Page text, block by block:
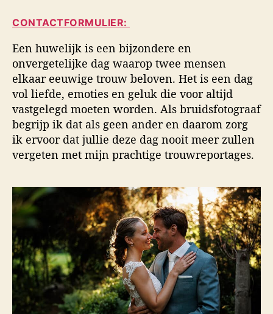
d
s
f
o
t
o
g
r
a
f
i
u
e
u
r
u
m
CONTACTFORMULIER:
Een huwelijk is een bijzondere en
onvergetelijke dag waarop twee mensen
elkaar eeuwige trouw beloven. Het is een dag
vol liefde, emoties en geluk die voor altijd
vastgelegd moeten worden. Als bruidsfotograaf
begrijp ik dat als geen ander en daarom zorg
ik ervoor dat jullie deze dag nooit meer zullen
vergeten met mijn prachtige trouwreportages.